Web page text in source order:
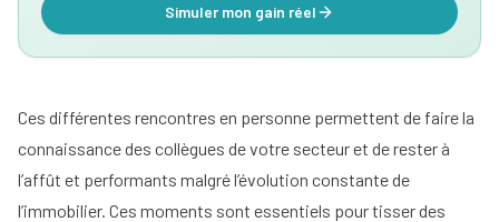
Simuler mon gain réel
Ces différentes rencontres en personne permettent de faire la
connaissance des collègues de votre secteur et de rester à
l’affût et performants malgré l’évolution constante de
l’immobilier. Ces moments sont essentiels pour tisser des